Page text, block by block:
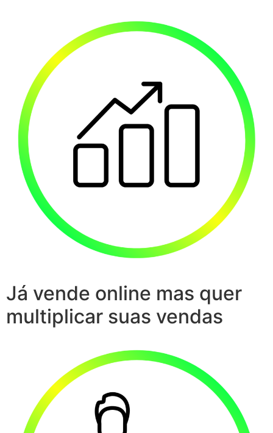
Já vende online mas quer
multiplicar suas vendas